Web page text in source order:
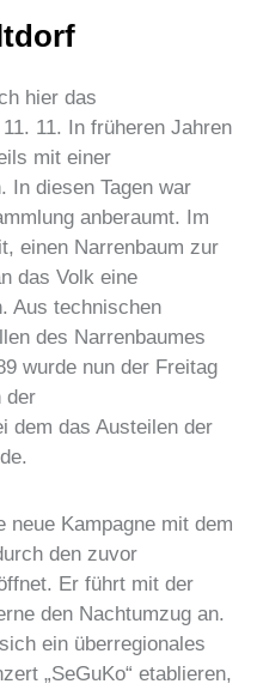
hier das
11. In früheren Jahren
mit einer
In diesen Tagen war
anberaumt. Im
einen Narrenbaum zur
das Volk eine
Aus technischen
des Narrenbaumes
wurde nun der Freitag
der
dem das Austeilen der
neue Kampagne mit dem
den zuvor
Er führt mit der
den Nachtumzug an.
ein überregionales
„SeGuKo“ etablieren,